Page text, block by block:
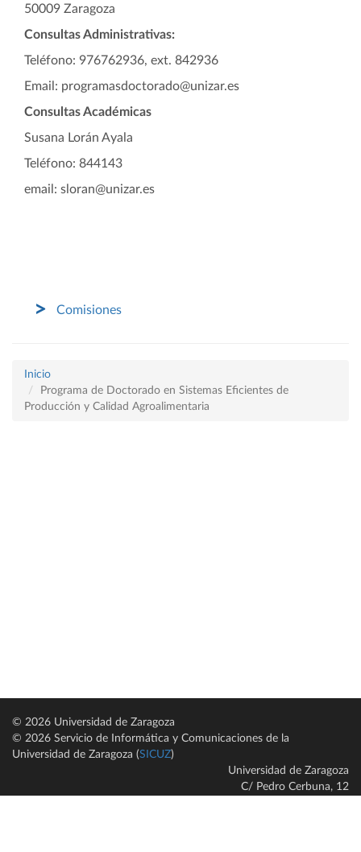
50009 Zaragoza
Consultas Administrativas:
Teléfono: 976762936, ext. 842936
Email: programasdoctorado@unizar.es
Consultas Académicas
Susana Lorán Ayala
Teléfono: 844143
email: sloran@unizar.es
Comisiones
Inicio
Programa de Doctorado en Sistemas Eficientes de
Producción y Calidad Agroalimentaria
© 2026 Universidad de Zaragoza
© 2026 Servicio de Informática y Comunicaciones de la
Universidad de Zaragoza (SICUZ)
Universidad de Zaragoza
C/ Pedro Cerbuna, 12